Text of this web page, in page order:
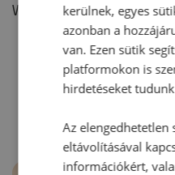
Vélemény írásához, kérjük,
kerülnek, egyes
azonban a
van. Ezen sütik
platformokon is
hirdetéseket
Az
eltávolításával
információkért,